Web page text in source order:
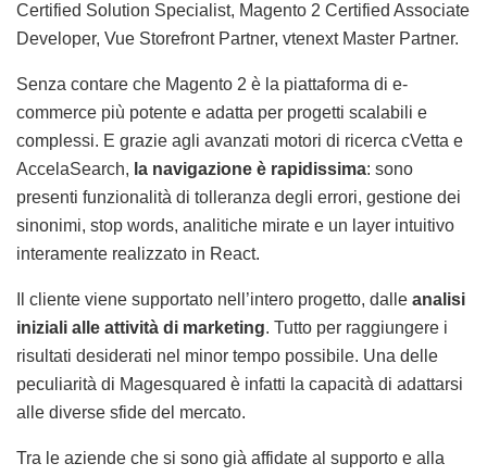
Certified Solution Specialist, Magento 2 Certified Associate
Developer, Vue Storefront Partner, vtenext Master Partner.
Senza contare che Magento 2 è la piattaforma di e-
commerce più potente e adatta per progetti scalabili e
complessi. E grazie agli avanzati motori di ricerca cVetta e
AccelaSearch, la navigazione è rapidissima: sono
presenti funzionalità di tolleranza degli errori, gestione dei
sinonimi, stop words, analitiche mirate e un layer intuitivo
interamente realizzato in React.
Il cliente viene supportato nell’intero progetto, dalle analisi
iniziali alle attività di marketing. Tutto per raggiungere i
risultati desiderati nel minor tempo possibile. Una delle
peculiarità di Magesquared è infatti la capacità di adattarsi
alle diverse sfide del mercato.
Tra le aziende che si sono già affidate al supporto e alla